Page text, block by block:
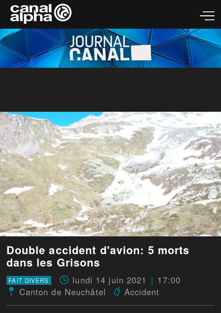
Double accident d'avion: 5 morts
dans les Grisons
FAIT DIVERS lundi 14 juin 2021
17:00
Canton de Neuchâtel
Accident